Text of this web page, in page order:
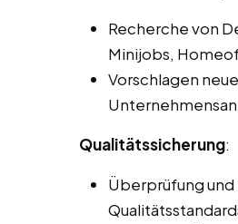
Recherche von
Minijobs,
Vorschlagen
Qualitätssicherung:
Überprüfung und